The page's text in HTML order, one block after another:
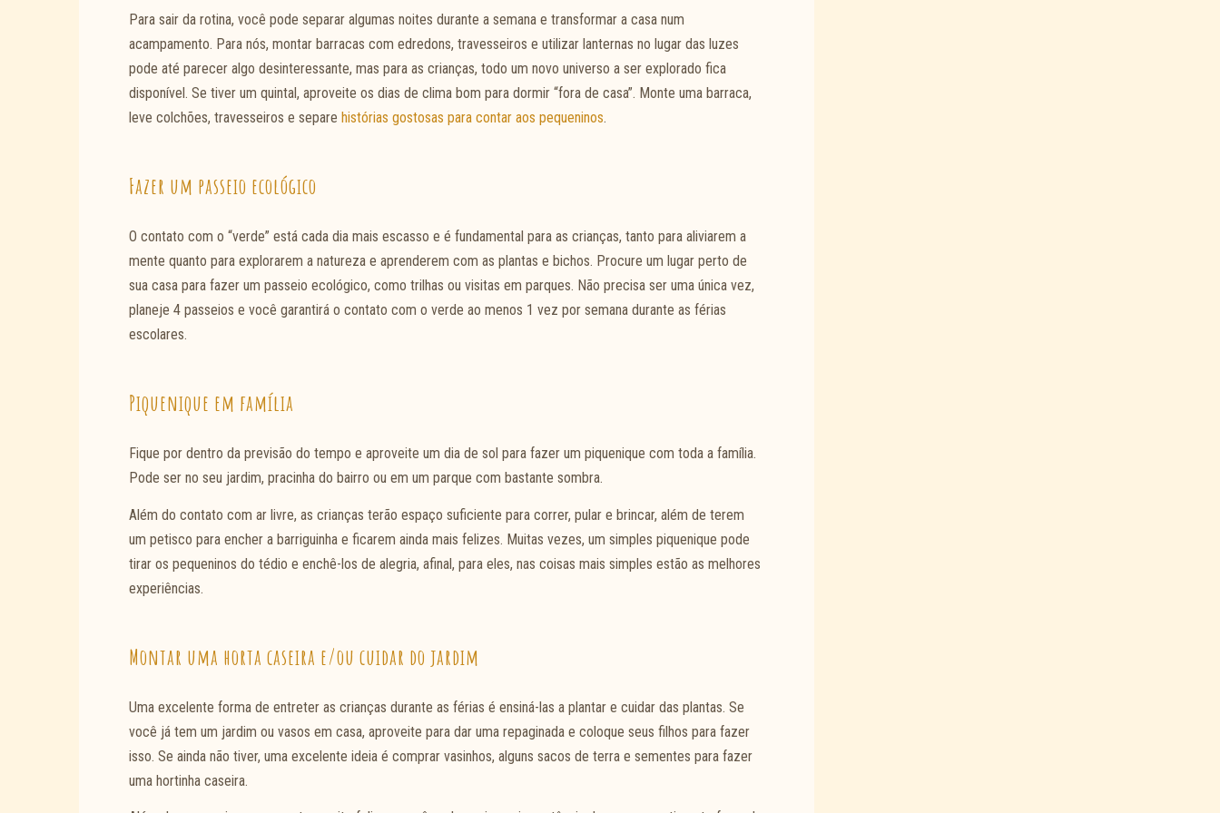
Para sair da rotina, você pode separar algumas noites durante a semana e transformar a casa num
acampamento. Para nós, montar barracas com edredons, travesseiros e utilizar lanternas no lugar das luzes
pode até parecer algo desinteressante, mas para as crianças, todo um novo universo a ser explorado fica
disponível. Se tiver um quintal, aproveite os dias de clima bom para dormir “fora de casa”. Monte uma barraca,
leve colchões, travesseiros e separe histórias gostosas para contar aos pequeninos.
Fazer um passeio ecológico
O contato com o “verde” está cada dia mais escasso e é fundamental para as crianças, tanto para aliviarem a
mente quanto para explorarem a natureza e aprenderem com as plantas e bichos. Procure um lugar perto de
sua casa para fazer um passeio ecológico, como trilhas ou visitas em parques. Não precisa ser uma única vez,
planeje 4 passeios e você garantirá o contato com o verde ao menos 1 vez por semana durante as férias
escolares.
Piquenique em família
Fique por dentro da previsão do tempo e aproveite um dia de sol para fazer um piquenique com toda a família.
Pode ser no seu jardim, pracinha do bairro ou em um parque com bastante sombra.
Além do contato com ar livre, as crianças terão espaço suficiente para correr, pular e brincar, além de terem
um petisco para encher a barriguinha e ficarem ainda mais felizes. Muitas vezes, um simples piquenique pode
tirar os pequeninos do tédio e enchê-los de alegria, afinal, para eles, nas coisas mais simples estão as melhores
experiências.
Montar uma horta caseira e/ou cuidar do jardim
Uma excelente forma de entreter as crianças durante as férias é ensiná-las a plantar e cuidar das plantas. Se
você já tem um jardim ou vasos em casa, aproveite para dar uma repaginada e coloque seus filhos para fazer
isso. Se ainda não tiver, uma excelente ideia é comprar vasinhos, alguns sacos de terra e sementes para fazer
uma hortinha caseira.